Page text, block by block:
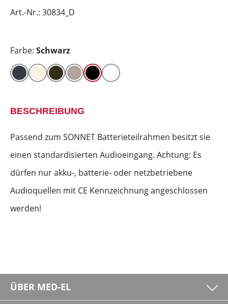
Art.-Nr.: 30834_D
Farbe: Schwarz
BESCHREIBUNG
Passend zum SONNET Batterieteilrahmen besitzt sie
einen standardisierten Audioeingang. Achtung: Es
dürfen nur akku-, batterie- oder netzbetriebene
Audioquellen mit CE Kennzeichnung angeschlossen
werden!
ÜBER MED-EL